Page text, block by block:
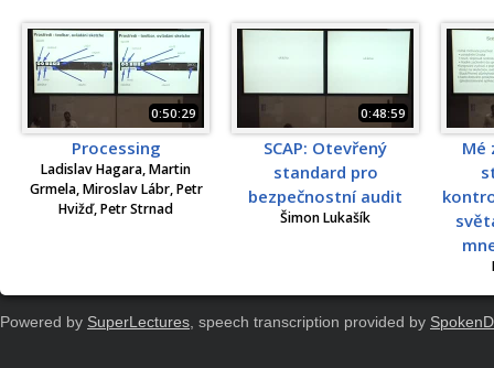
0:50:29
Processing
Ladislav Hagara, Martin
Grmela, Miroslav Lábr, Petr
Hvižď, Petr Strnad
0:48:59
SCAP: Otevřený
standard pro
bezpečnostní audit
Šimon Lukašík
Mé
Powered by SuperLectures , speech transcription provided by